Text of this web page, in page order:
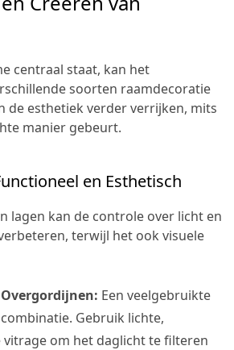
centraal staat, kan het
soorten raamdecoratie
de esthetiek verder verrijken, mits
manier gebeurt.
en Esthetisch
lagen kan de controle over licht en
terwijl het ook visuele
Een veelgebruikte
Gebruik lichte,
om het daglicht te filteren